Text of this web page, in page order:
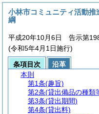
小林市コミュニティ活動推
綱
平成20年10月6日 告示第
(令和5年4月1日施行)
条項目次
沿革
本則
第1条(趣旨)
第2条(貸出備品の種類
第3条(貸出期間)
第4条(貸出料)